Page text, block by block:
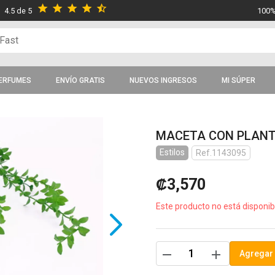
4.5 de 5 star star star star star_half
ENVÍO GRATIS NUEVOS INGRESOS MI SÚPER
MACETA CON
Estilos Ref.1143095
₡3,570
Este producto no está
remove add Agregar